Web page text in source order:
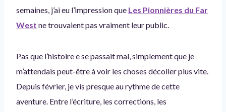
semaines, j’ai eu l’impression que Les Pionnières du Far
West ne trouvaient pas vraiment leur public.
Pas que l’histoire e se passait mal, simplement que je
m’attendais peut-être à voir les choses décoller plus vite.
Depuis février, je vis presque au rythme de cette
aventure. Entre l’écriture, les corrections, les